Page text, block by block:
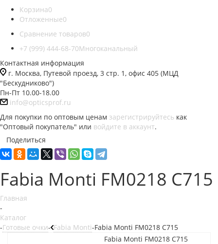
Корзина0
Отложенные0
Сравнение товаров0
+7 (999) 444-68-70Многоканальный
Контактная информация
г. Москва, Путевой проезд, 3 стр. 1, офис 405 (МЦД
"Бескудниково")
Пн-Пт 10.00-18.00
info@opticsprof.ru
Для покупки по оптовым ценам зарегистрируйтесь как
"Оптовый покупатель" или войдите в аккаунт.
Поделиться
Fabia Monti FM0218 C715
Главная
-
Каталог
-Готовые очки- Fabia Monti-Fabia Monti FM0218 C715
Fabia Monti FM0218 C715